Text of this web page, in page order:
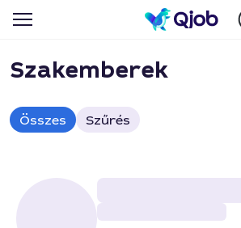
Szakemberek
Összes Szűrés